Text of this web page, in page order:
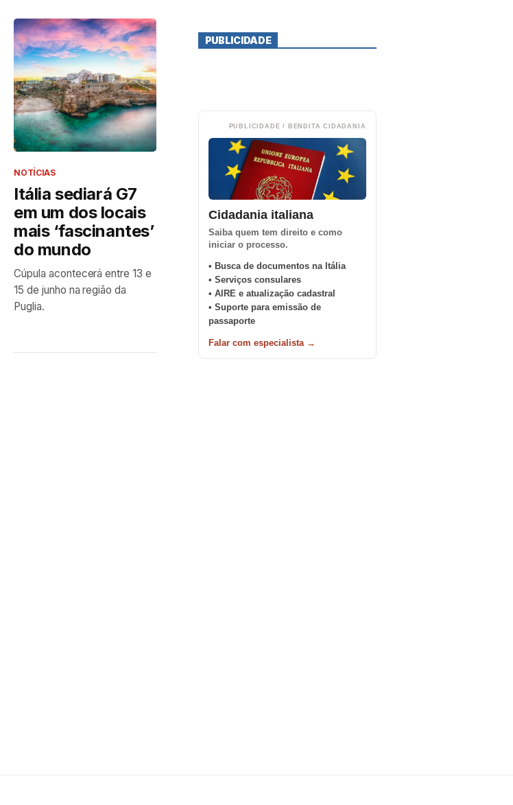
NOTÍCIAS
Itália sediará G7
em um dos locais
mais ‘fascinantes’
do mundo
Cúpula acontecerá entre 13 e
15 de junho na região da
Puglia.
PUBLICIDADE
PUBLICIDADE / BENDITA CIDADANIA
Cidadania italiana
Saiba quem tem direito e como
iniciar o processo.
• Busca de documentos na Itália
• Serviços consulares
• AIRE e atualização cadastral
• Suporte para emissão de
passaporte
Falar com especialista →